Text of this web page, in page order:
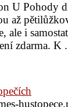
U Pohody
až
ale i
zdarma. K